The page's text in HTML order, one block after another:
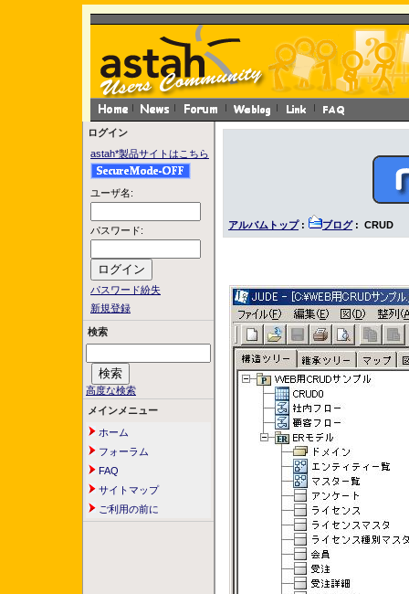
ログイン
astah*製品サイトはこちら
ユーザ名:
パスワード:
パスワード紛失
新規登録
検索
高度な検索
メインメニュー
ホーム
フォーラム
FAQ
サイトマップ
ご利用の前に
アルバムトップ: ブログ: CRUD